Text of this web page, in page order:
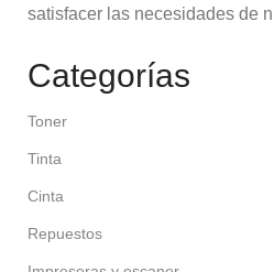
satisfacer las necesidades de
Categorías
Toner
Tinta
Cinta
Repuestos